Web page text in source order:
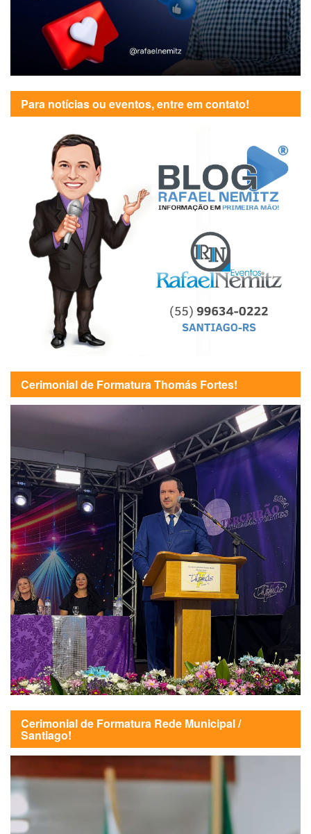
Para notícias ou eventos, entre em contato!
Cerimonial de Formatura Thomás Fortes!
Cerimonial de Formatura Rede Municipal /
Santiago!